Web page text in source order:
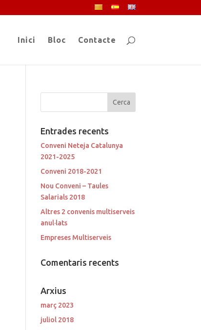
Inici Bloc Contacte
Entrades recents
Conveni Neteja Catalunya
2021-2025
Conveni 2018-2021
Nou Conveni – Taules
Salarials 2018
Altres 2 convenis multiserveis
anul·lats
Empreses Multiserveis
Comentaris recents
Arxius
març 2023
juliol 2018